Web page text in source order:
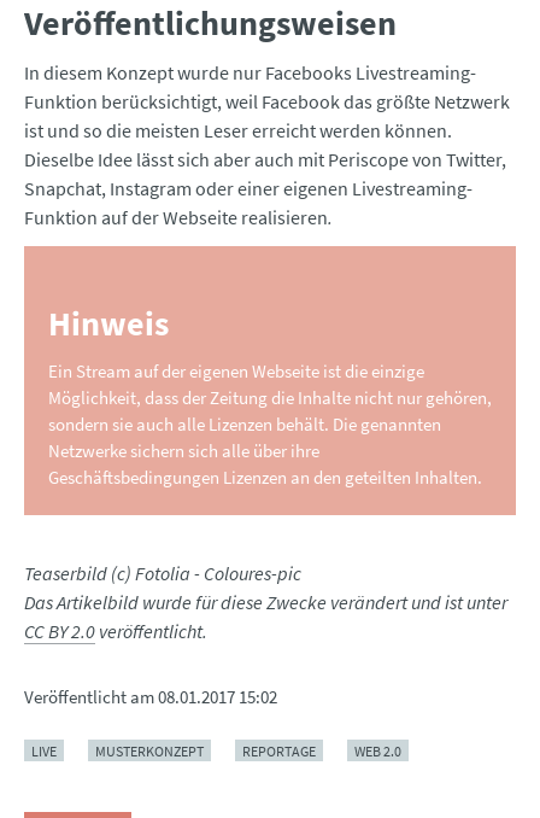
Veröffentlichungsweisen
In diesem Konzept wurde nur Facebooks Livestreaming-
Funktion berücksichtigt, weil Facebook das größte Netzwerk
ist und so die meisten Leser erreicht werden können.
Dieselbe Idee lässt sich aber auch mit Periscope von Twitter,
Snapchat, Instagram oder einer eigenen Livestreaming-
Funktion auf der Webseite realisieren.
Hinweis
Ein Stream auf der eigenen Webseite ist die einzige
Möglichkeit, dass der Zeitung die Inhalte nicht nur gehören,
sondern sie auch alle Lizenzen behält. Die genannten
Netzwerke sichern sich alle über ihre
Geschäftsbedingungen Lizenzen an den geteilten Inhalten.
Teaserbild (c) Fotolia - Coloures-pic
Das Artikelbild wurde für diese Zwecke verändert und ist unter
CC BY 2.0 veröffentlicht.
Veröffentlicht am08.01.2017 15:02
LIVE MUSTERKONZEPT REPORTAGE WEB 2.0